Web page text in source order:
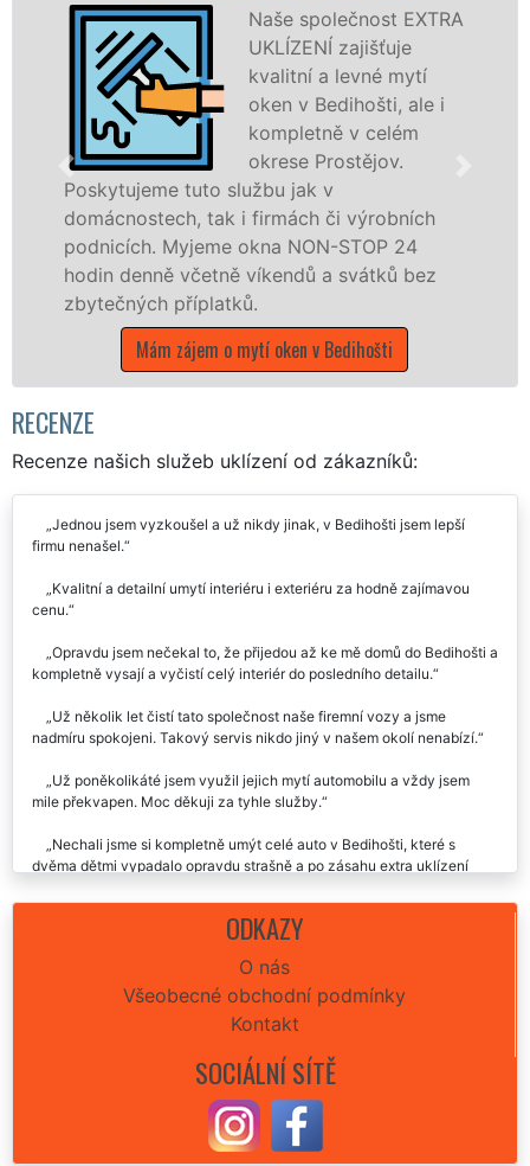
Naše společnost EXTRA
UKLÍZENÍ zajišťuje
kvalitní a levné mytí
oken v Bedihošti, ale i
kompletně v celém
okrese Prostějov.
tuto službu jak v
tak i firmách či výrobních
okna NON-STOP 24
včetně víkendů a svátků bez
příplatků.
zájem o mytí oken v Bedihošti
po celém
Mám
RECENZE
Recenze našich služeb uklízení od zákazníků:
Jednou jsem vyzkoušel a už nikdy jinak, v Bedihošti jsem lepší
firmu nenašel.
Kvalitní a detailní umytí interiéru i exteriéru za hodně zajímavou
cenu.
Opravdu jsem nečekal to, že přijedou až ke mě domů do Bedihošti a
kompletně vysají a vyčistí celý interiér do posledního detailu.
Už několik let čistí tato společnost naše firemní vozy a jsme
nadmíru spokojeni. Takový servis nikdo jiný v našem okolí nenabízí.
Už poněkolikáté jsem využil jejich mytí automobilu a vždy jsem
mile překvapen. Moc děkuji za tyhle služby.
Nechali jsme si kompletně umýt celé auto v Bedihošti, které s
dvěma dětmi vypadalo opravdu strašně a po zásahu extra uklízení
Naprosto dokonalé vyčištění plastů, sedaček i oken. Dál
ODKAZY
O nás
Všeobecné obchodní podmínky
Kontakt
SOCIÁLNÍ SÍTĚ